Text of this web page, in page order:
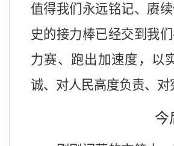
值得我们永远铭记、赓
史的接力棒已经交到我
力赛、跑出加速度，以
诚、 对人民高度负责、对
今